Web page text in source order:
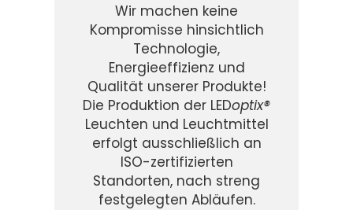
Wir machen keine
Kompromisse hinsichtlich
Technologie,
Energieeffizienz und
Qualität unserer Produkte!
Die Produktion der LEDoptix®
Leuchten und Leuchtmittel
erfolgt ausschließlich an
ISO-zertifizierten
Standorten, nach streng
festgelegten Abläufen.